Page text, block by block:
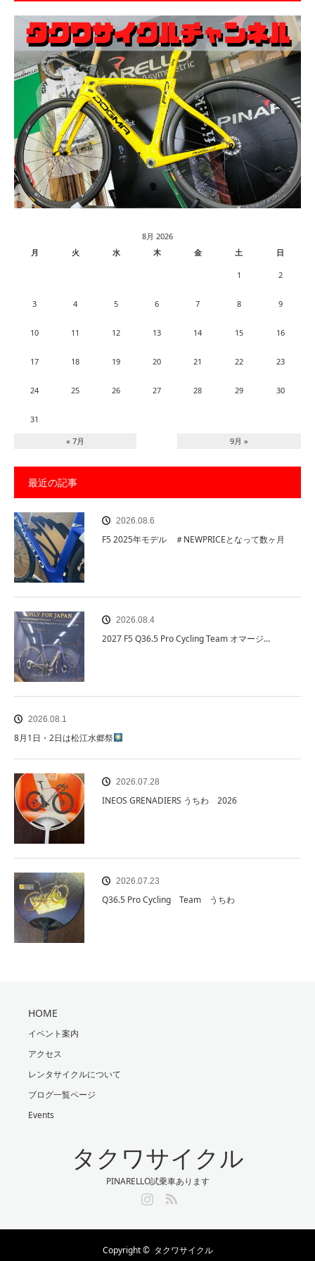
8月 2026
月
火 水 木 金 土 日
1 2
3 4 5 6 7 8 9
10 11 12 13 14 15 16
17 18 19 20 21 22 23
24 25 26 27 28 29 30
31
« 7月 9月 »
最近の記事
2026.08.6
F5 2025年モデル ＃NEWPRICEとなって数ヶ月
2026.08.4
2027 F5 Q36.5 Pro Cycling Team オマージ…
2026.08.1
8月1日・2日は松江水郷祭
2026.07.28
INEOS GRENADIERS うちわ 2026
2026.07.23
Q36.5 Pro Cycling Team うちわ
HOME
イベント案内
アクセス
レンタサイクルについて
ブログ一覧ページ
Events
タクワサイクル
PINARELLO試乗車あります
Copyright © タクワサイクル